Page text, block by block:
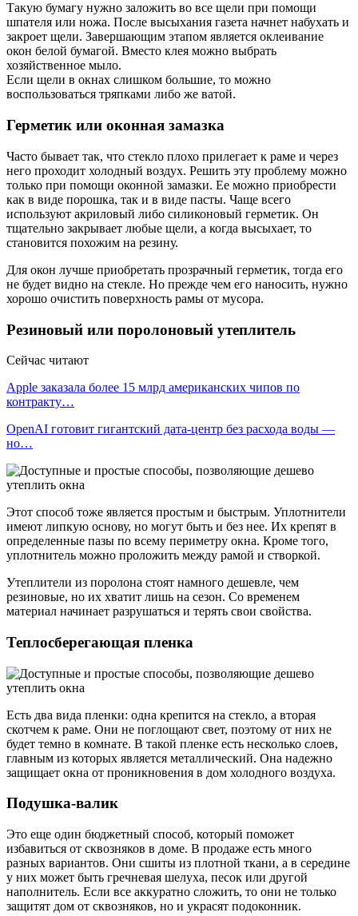
Такую бумагу нужно заложить во все щели при помощи
шпателя или ножа. После высыхания газета начнет набухать и
закроет щели. Завершающим этапом является оклеивание
окон белой бумагой. Вместо клея можно выбрать
хозяйственное мыло.
Если щели в окнах слишком большие, то можно
воспользоваться тряпками либо же ватой.
Герметик или оконная замазка
Часто бывает так, что стекло плохо прилегает к раме и через
него проходит холодный воздух. Решить эту проблему можно
только при помощи оконной замазки. Ее можно приобрести
как в виде порошка, так и в виде пасты. Чаще всего
используют акриловый либо силиконовый герметик. Он
тщательно закрывает любые щели, а когда высыхает, то
становится похожим на резину.
Для окон лучше приобретать прозрачный герметик, тогда его
не будет видно на стекле. Но прежде чем его наносить, нужно
хорошо очистить поверхность рамы от мусора.
Резиновый или поролоновый утеплитель
Сейчас читают
Apple заказала более 15 млрд американских чипов по
контракту…
OpenAI готовит гигантский дата-центр без расхода воды —
но…
Этот способ тоже является простым и быстрым. Уплотнители
имеют липкую основу, но могут быть и без нее. Их крепят в
определенные пазы по всему периметру окна. Кроме того,
уплотнитель можно проложить между рамой и створкой.
Утеплители из поролона стоят намного дешевле, чем
резиновые, но их хватит лишь на сезон. Со временем
материал начинает разрушаться и терять свои свойства.
Теплосберегающая пленка
Есть два вида пленки: одна крепится на стекло, а вторая
скотчем к раме. Они не поглощают свет, поэтому от них не
будет темно в комнате. В такой пленке есть несколько слоев,
главным из которых является металлический. Она надежно
защищает окна от проникновения в дом холодного воздуха.
Подушка-валик
Это еще один бюджетный способ, который поможет
избавиться от сквозняков в доме. В продаже есть много
разных вариантов. Они сшиты из плотной ткани, а в середине
у них может быть гречневая шелуха, песок или другой
наполнитель. Если все аккуратно сложить, то они не только
защитят дом от сквозняков, но и украсят подоконник.